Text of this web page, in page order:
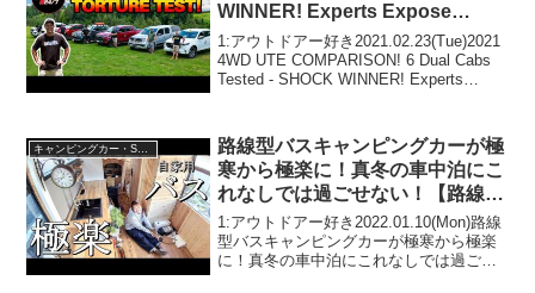
WINNER! Experts Expose
Truth!
1:アウトドアー好き2021.02.23(Tue)2021
4WD UTE COMPARISON! 6 Dual Cabs
Tested - SHOCK WINNER! Experts
路線型バスキャンピングカーが極
寒から極楽に！真冬の車中泊にこ
れなしでは過ごせない！【路線型
バスコン製作㊺】
1:アウトドアー好き2022.01.10(Mon)路線
型バスキャンピングカーが極寒から極楽
に！真冬の車中泊にこれなしでは過ごせ